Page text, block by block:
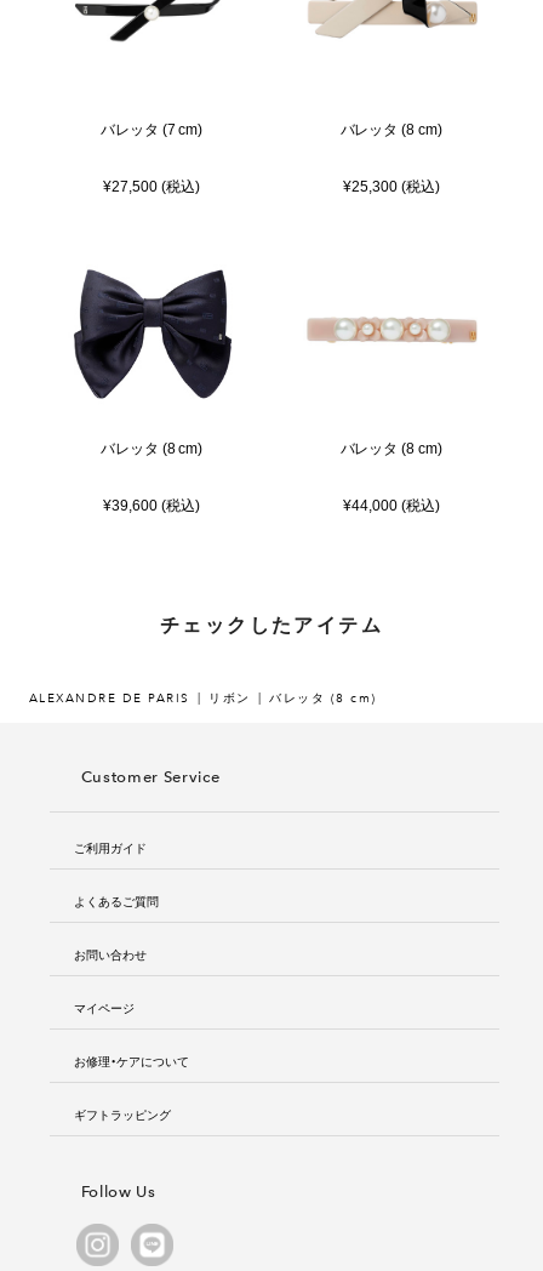
バレッタ (7 cm)
¥27,500 (税込)
バレッタ (8 cm)
¥25,300 (税込)
バレッタ (8 cm)
¥39,600 (税込)
バレッタ (8 cm)
¥44,000 (税込)
チェックしたアイテム
ALEXANDRE DE PARIS リボン バレッタ (8 cm)
Customer Service
ご利用ガイド
よくあるご質問
お問い合わせ
マイページ
お修理・ケアについて
ギフトラッピング
Follow Us